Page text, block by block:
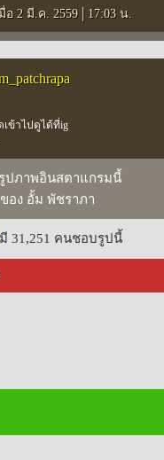
อ 2 มี.ค. 2559 | 17:03 น.
ข้าไปดูได้ที่ig
ปภาพอินสตาแกรมนี้
ของ อั้ม พัชราภา
มี 31,251 คนชอบรูปนี้